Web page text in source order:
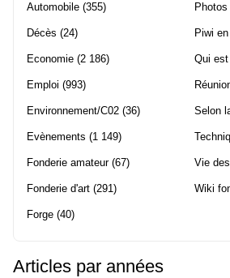
Automobile (355)
Décès (24)
Economie (2 186)
Emploi (993)
Environnement/C02 (36)
Evènements (1 149)
Fonderie amateur(67)
Fonderie d'art (291)
Forge (40)
Piwi
Qui est
Selon
Vie
Wiki
Articles par années